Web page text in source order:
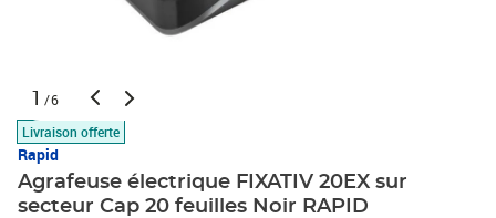
1 /6
Livraison offerte
Rapid
Agrafeuse électrique FIXATIV 20EX sur
secteur Cap 20 feuilles Noir RAPID